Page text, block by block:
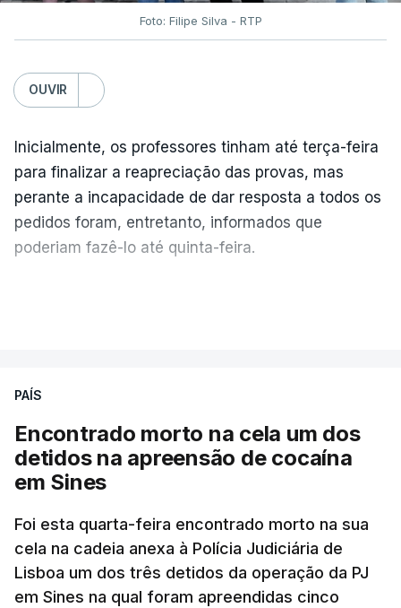
Foto: Filipe Silva - RTP
OUVIR
Inicialmente, os professores tinham até terça-feira
para finalizar a reapreciação das provas, mas
perante a incapacidade de dar resposta a todos os
pedidos foram, entretanto, informados que
poderiam fazê-lo até quinta-feira.
No domingo, estavam concluídos cerca de 50 por
cento dos mais de 20 mil pedidos de reapreciação,
mas Cristina Mota, porta-voz da Missão Escola
Pública, tem dúvidas de que o processo esteja
"Durante o fim de semana e nos últimos dias,
apercebamo-nos que ainda estão a ser
convocados professores para reapreciações"
PAÍS
Encontrado morto na cela um dos
detidos na apreensão de cocaína
em Sines
Foi esta quarta-feira encontrado morto na sua
cela na cadeia anexa à Polícia Judiciária de
Lisboa um dos três detidos da operação da PJ
em Sines na qual foram apreendidas cinco